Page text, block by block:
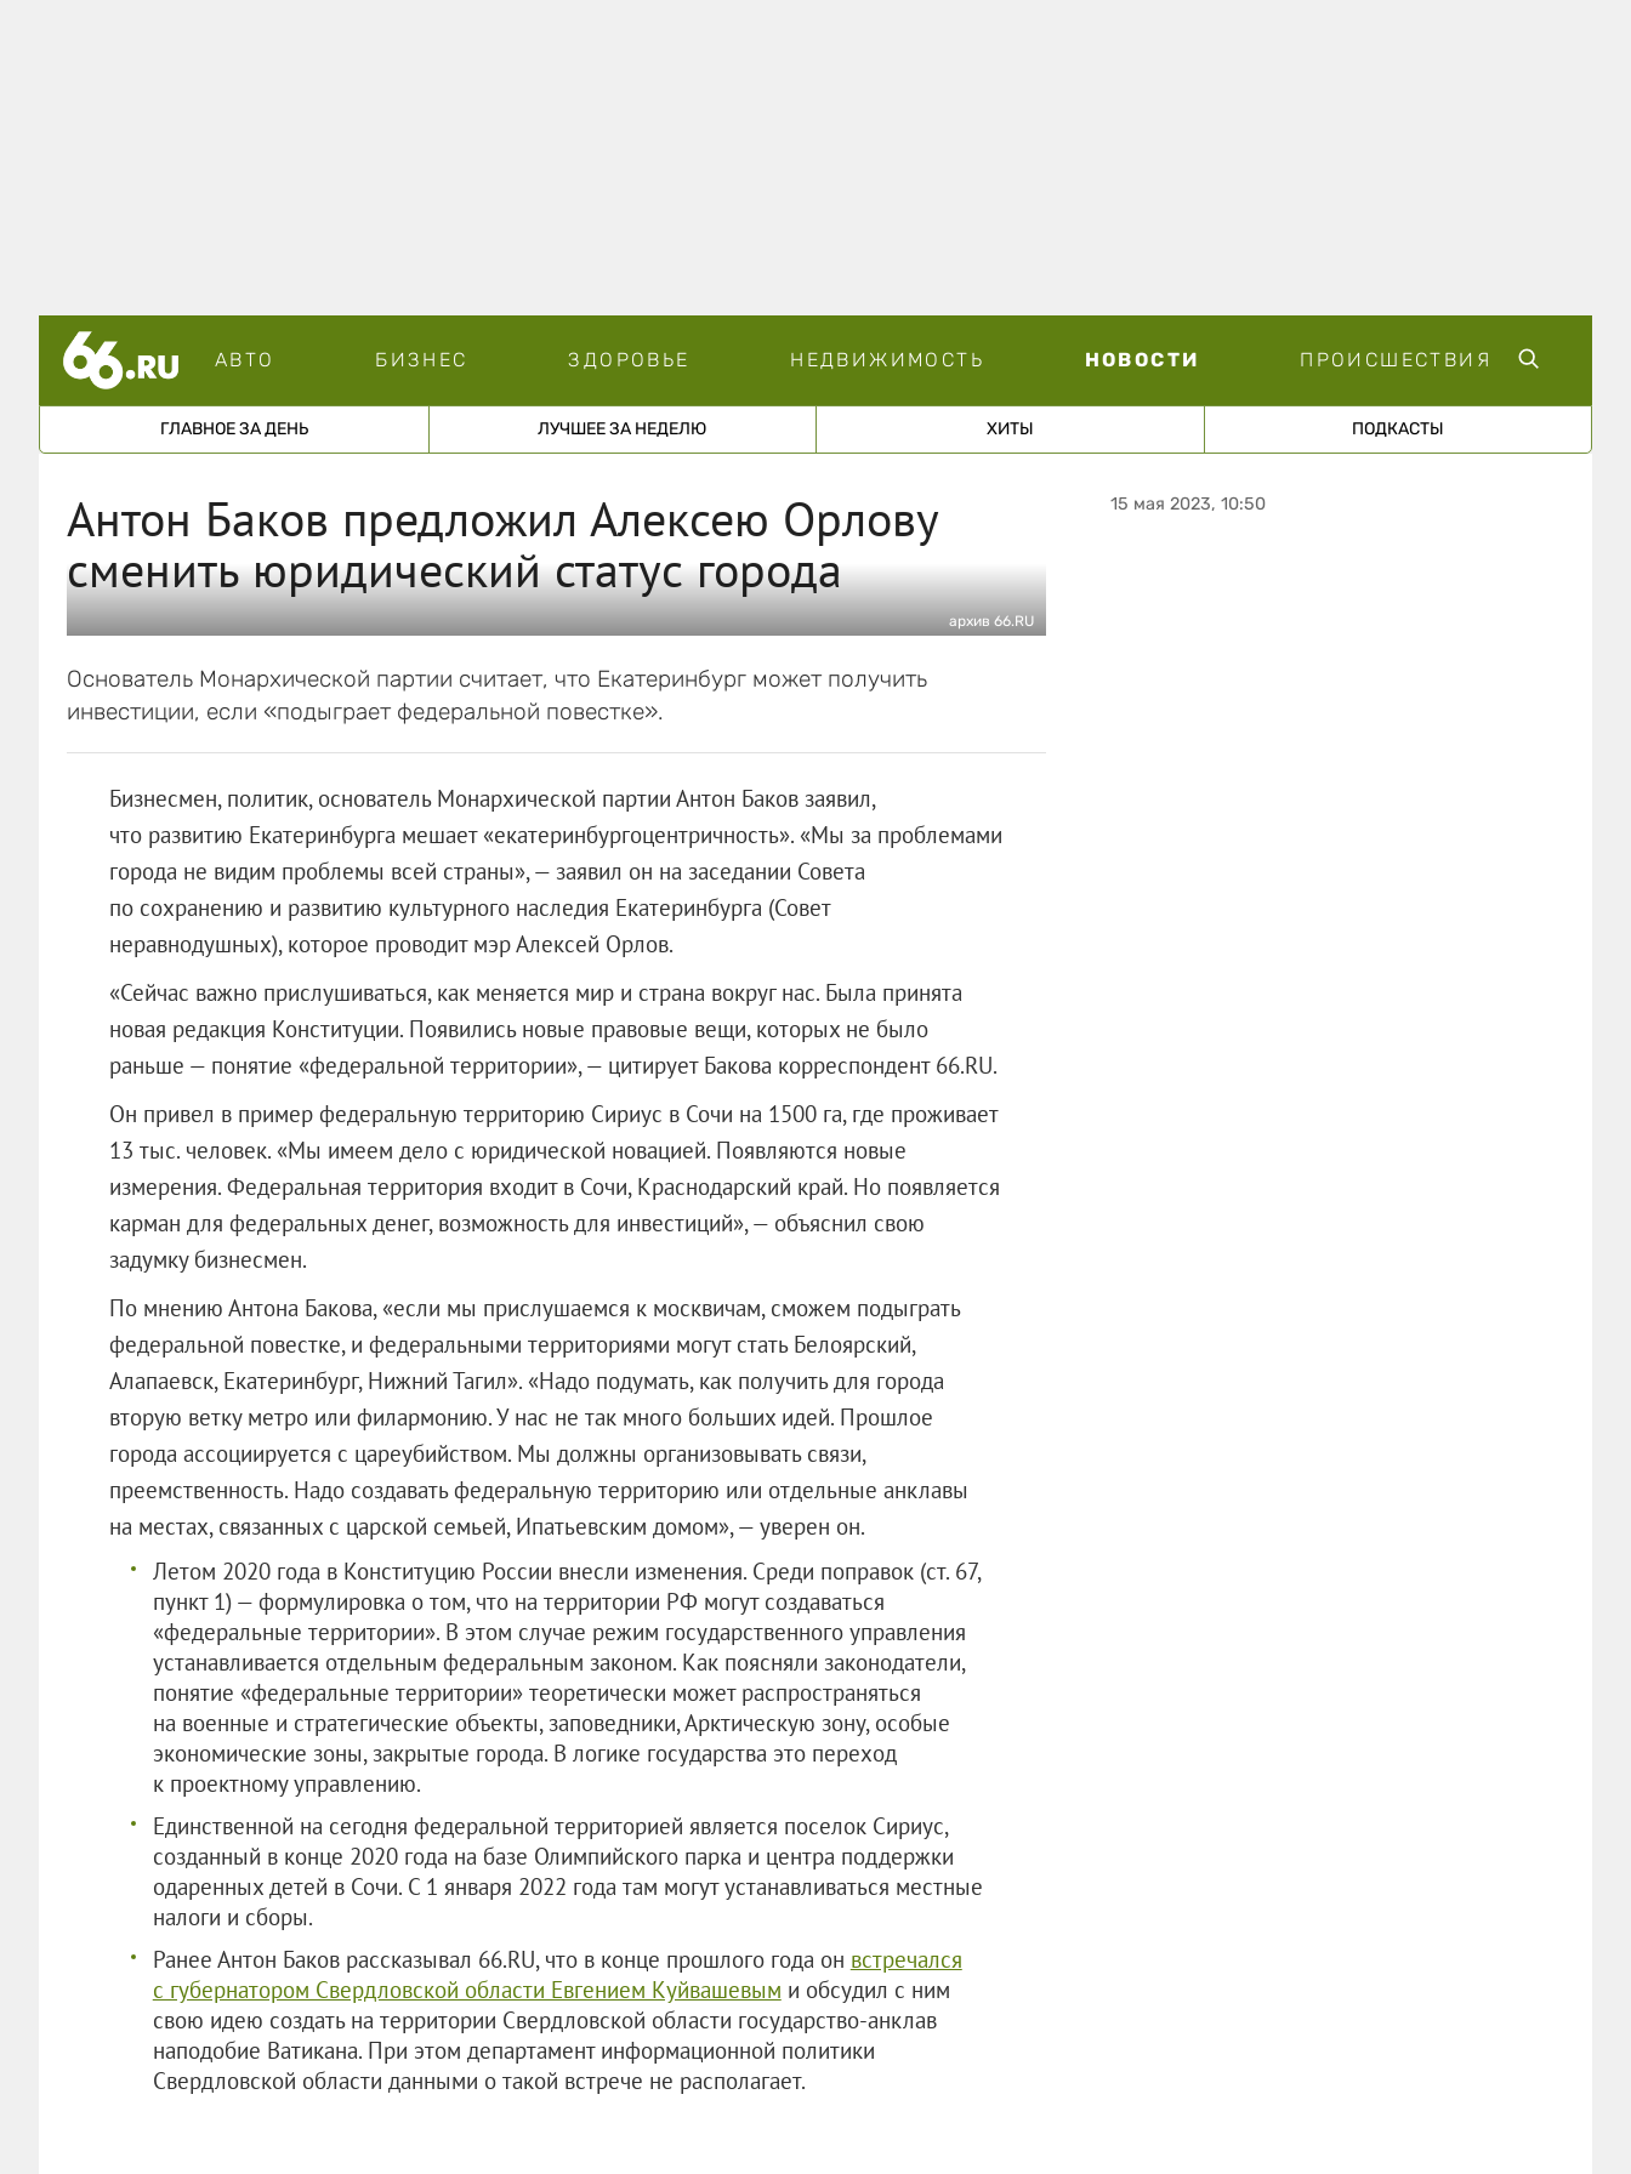
АВТО БИЗНЕС ЗДОРОВЬЕ НЕДВИЖИМОСТЬ НОВОСТИ ПРОИСШЕСТВИЯ
ГЛАВНОЕ ЗА ДЕНЬ ЛУЧШЕЕ ЗА НЕДЕЛЮ ХИТЫ ПОДКАСТЫ
Антон Баков предложил Алексею Орлову
сменить юридический статус города
архив 66.RU
Основатель Монархической партии считает, что Екатеринбург может получить
инвестиции, если «подыграет федеральной повестке».
Бизнесмен, политик, основатель Монархической партии Антон Баков заявил,
что развитию Екатеринбурга мешает «екатеринбургоцентричность». «Мы за проблемами
города не видим проблемы всей страны», — заявил он на заседании Совета
по сохранению и развитию культурного наследия Екатеринбурга (Совет
неравнодушных), которое проводит мэр Алексей Орлов.
«Сейчас важно прислушиваться, как меняется мир и страна вокруг нас. Была принята
новая редакция Конституции. Появились новые правовые вещи, которых не было
раньше — понятие «федеральной территории», — цитирует Бакова корреспондент 66.RU.
Он привел в пример федеральную территорию Сириус в Сочи на 1500 га, где проживает
13 тыс. человек. «Мы имеем дело с юридической новацией. Появляются новые
измерения. Федеральная территория входит в Сочи, Краснодарский край. Но появляется
карман для федеральных денег, возможность для инвестиций», — объяснил свою
задумку бизнесмен.
По мнению Антона Бакова, «если мы прислушаемся к москвичам, сможем подыграть
федеральной повестке, и федеральными территориями могут стать Белоярский,
Алапаевск, Екатеринбург, Нижний Тагил». «Надо подумать, как получить для города
вторую ветку метро или филармонию. У нас не так много больших идей. Прошлое
города ассоциируется с цареубийством. Мы должны организовывать связи,
преемственность. Надо создавать федеральную территорию или отдельные анклавы
на местах, связанных с царской семьей, Ипатьевским домом», — уверен он.
Летом 2020 года в Конституцию России внесли изменения. Среди поправок (ст. 67,
пункт 1) — формулировка о том, что на территории РФ могут создаваться
«федеральные территории». В этом случае режим государственного управления
устанавливается отдельным федеральным законом. Как поясняли законодатели,
понятие «федеральные территории» теоретически может распространяться
на военные и стратегические объекты, заповедники, Арктическую зону, особые
экономические зоны, закрытые города. В логике государства это переход
к проектному управлению.
Единственной на сегодня федеральной территорией является поселок Сириус,
созданный в конце 2020 года на базе Олимпийского парка и центра поддержки
одаренных детей в Сочи. С 1 января 2022 года там могут устанавливаться местные
налоги и сборы.
Ранее Антон Баков рассказывал 66.RU, что в конце прошлого года он встречался
с губернатором Свердловской области Евгением Куйвашевым и обсудил с ним
свою идею создать на территории Свердловской области государство-анклав
наподобие Ватикана. При этом департамент информационной политики
Свердловской области данными о такой встрече не располагает.
15 мая 2023, 10:50